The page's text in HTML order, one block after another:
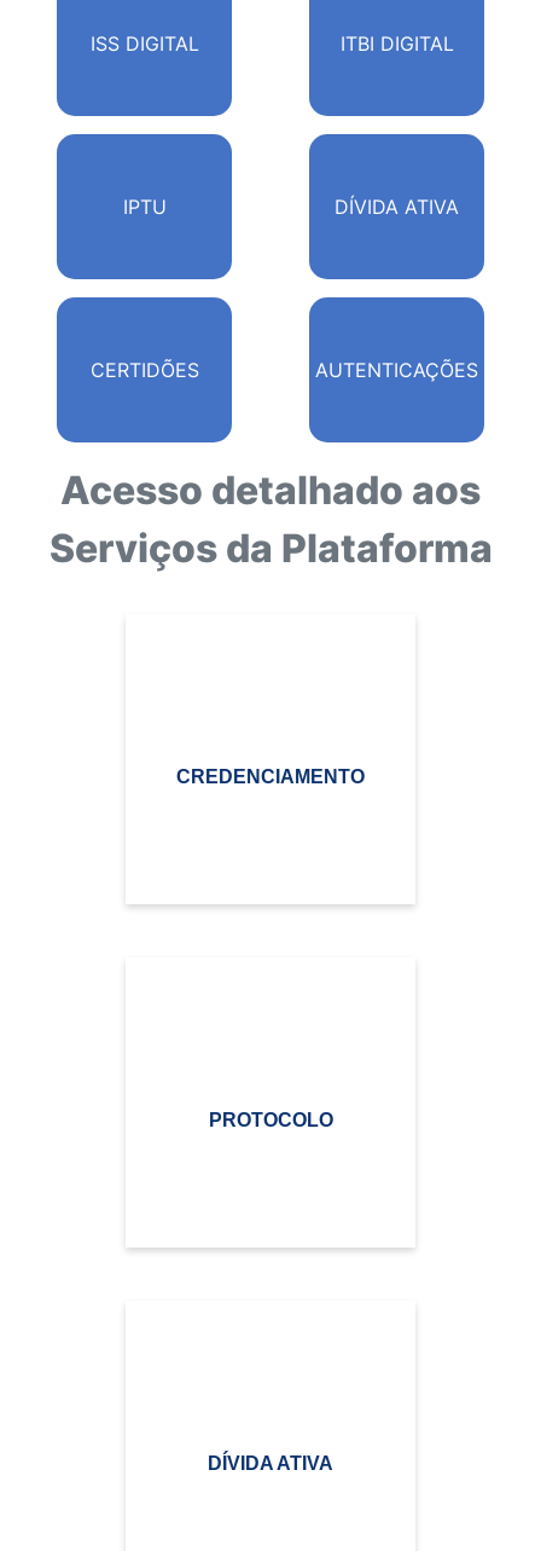
ISS DIGITAL ITBI DIGITAL
IPTU DÍVIDA ATIVA
CERTIDÕES AUTENTICAÇÕES
Acesso detalhado aos
Serviços da Plataforma
CREDENCIAMENTO
PROTOCOLO
DÍVIDA ATIVA